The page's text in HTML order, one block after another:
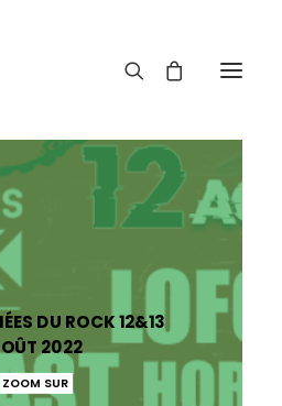
DU ROCK 12&13
2022
ZOOM SUR